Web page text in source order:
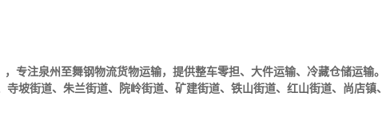
专注泉州至舞钢物流货物运输，提供整车零担、大件运输、冷藏仓储运输。
坡街道、朱兰街道、院岭街道、矿建街道、铁山街道、红山街道、尚店镇、